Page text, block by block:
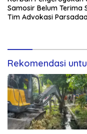
Samosir Belum Terima
Tim Advokasi
Rekomendasi